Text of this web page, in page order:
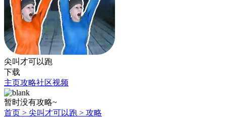
尖叫才可以跑
下载
主页攻略社区视频
暂时没有攻略~
首页 > 尖叫才可以跑 > 攻略